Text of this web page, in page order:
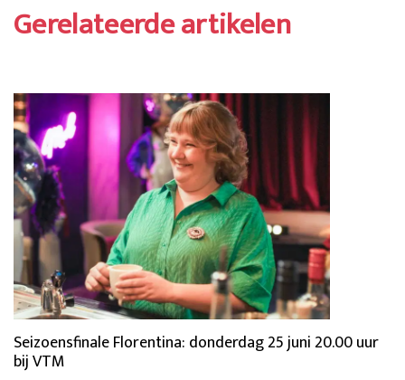
Gerelateerde artikelen
Seizoensfinale Florentina: donderdag 25 juni 20.00 uur
bij VTM